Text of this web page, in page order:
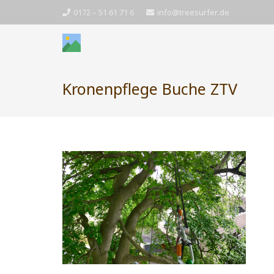
0172 – 51 61 71 6 info@treesurfer.de
Kronenpflege Buche ZTV